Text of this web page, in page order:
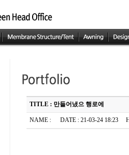
TITLE : 만들어냈으 행로에
NAME : DATE : 21-03-24 18:23